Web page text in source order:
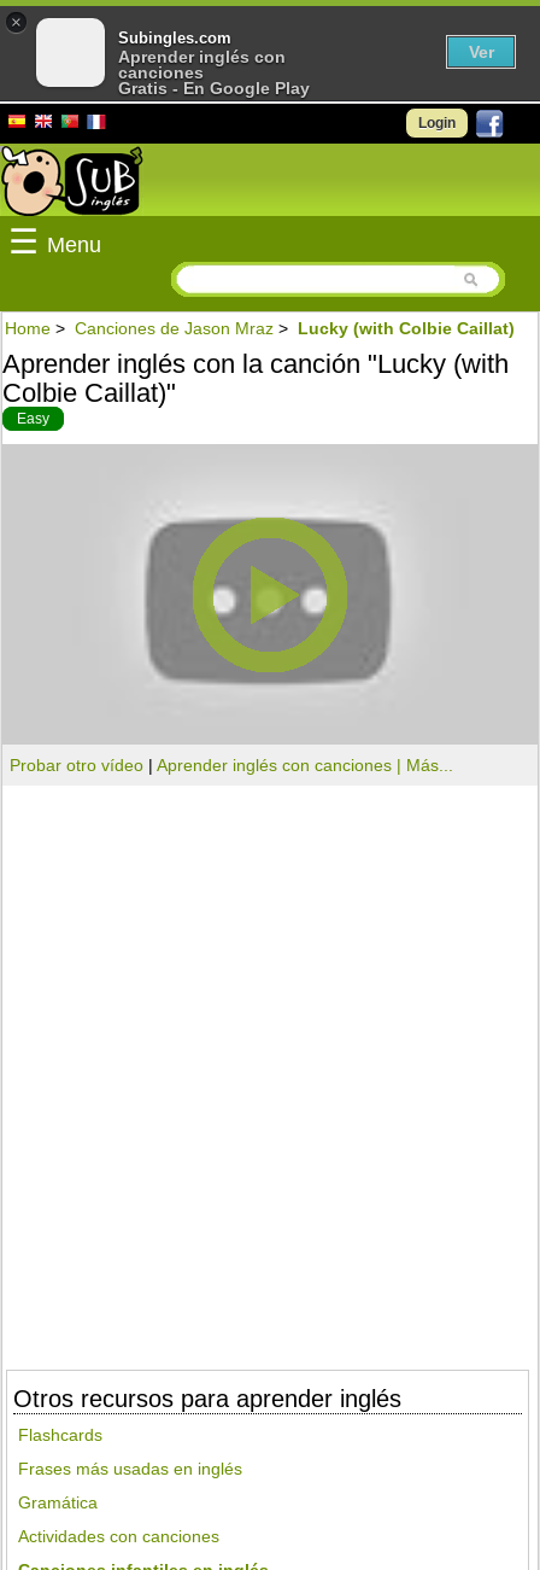
Login
☰ Menu
Home > Canciones de Jason Mraz > Lucky (with Colbie Caillat)
Aprender inglés con la canción "Lucky (with
Colbie Caillat)"
Easy
Probar otro vídeo |Aprender inglés con canciones | Más...
Otros recursos para aprender inglés
Flashcards
Frases más usadas en inglés
Gramática
Actividades con canciones
×
Subingles.com
Aprender inglés con
canciones
Gratis - En Google Play
Ver